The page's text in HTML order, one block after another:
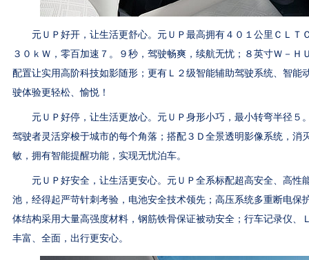
元ＵＰ好开，让生活更舒心。元ＵＰ最高拥有４０１公里ＣＬＴ
３０ｋＷ，零百加速７。９秒，驾驶畅爽，续航无忧；８英寸Ｗ－Ｈ
配置让实用高阶科技如影随形；更有Ｌ２级智能辅助驾驶系统、智能
驶体验更轻松、愉悦！
元ＵＰ好停，让生活更放心。元ＵＰ身形小巧，最小转弯半径５
驾驶者灵活穿梭于城市的每个角落；搭配３Ｄ全景透明影像系统，消
敏，拥有智能提醒功能，实现无忧泊车。
元ＵＰ好安全，让生活更安心。元ＵＰ全系标配超高安全、高性
池，经得起严苛针刺考验，电池安全技术领先；高压系统多重断电保
体结构采用大量高强度材料，钢筋铁骨保证被动安全；行车记录仪、
丰富、全面，出行更安心。